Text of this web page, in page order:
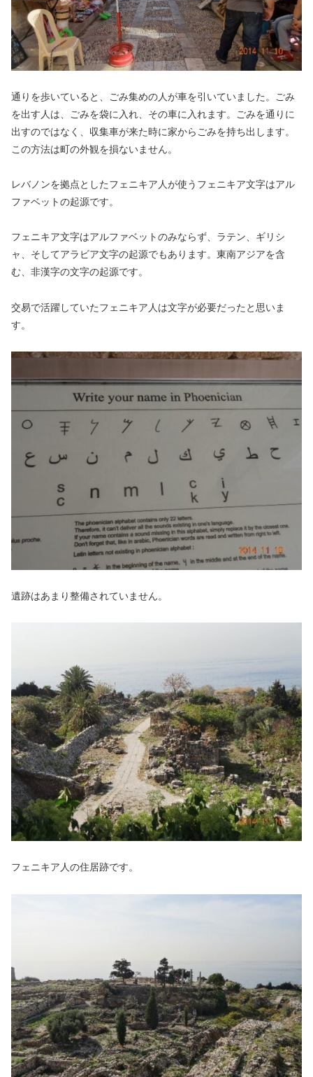
通りを歩いていると、ごみ集めの人が車を引いていました。ごみ
を出す人は、ごみを袋に入れ、その車に入れます。ごみを通りに
出すのではなく、収集車が来た時に家からごみを持ち出します。
この方法は町の外観を損ないません。
レバノンを拠点としたフェニキア人が使うフェニキア文字はアル
ファベットの起源です。
フェニキア文字はアルファベットのみならず、ラテン、ギリシ
ャ、そしてアラビア文字の起源でもあります。東南アジアを含
む、非漢字の文字の起源です。
交易で活躍していたフェニキア人は文字が必要だったと思いま
す。
遺跡はあまり整備されていません。
フェニキア人の住居跡です。